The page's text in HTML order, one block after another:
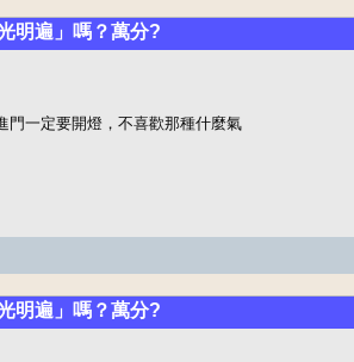
明遍」嗎？萬分?
一定要開燈，不喜歡那種什麼氣
明遍」嗎？萬分?